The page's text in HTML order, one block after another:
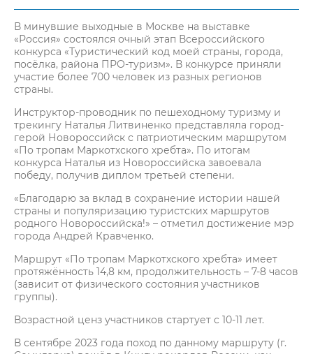
В минувшие выходные в Москве на выставке
«Россия» состоялся очный этап Всероссийского
конкурса «Туристический код моей страны, города,
посёлка, района ПРО-туризм». В конкурсе приняли
участие более 700 человек из разных регионов
страны.
Инструктор-проводник по пешеходному туризму и
трекингу Наталья Литвиненко представляла город-
герой Новороссийск с патриотическим маршрутом
«По тропам Маркотхского хребта». По итогам
конкурса Наталья из Новороссийска завоевала
победу, получив диплом третьей степени.
«Благодарю за вклад в сохранение истории нашей
страны и популяризацию туристских маршрутов
родного Новороссийска!» – отметил достижение мэр
города Андрей Кравченко.
Маршрут «По тропам Маркотхского хребта» имеет
протяжённость 14,8 км, продолжительность – 7-8 часов
(зависит от физического состояния участников
группы).
Возрастной ценз участников стартует с 10-11 лет.
В сентябре 2023 года поход по данному маршруту (г.